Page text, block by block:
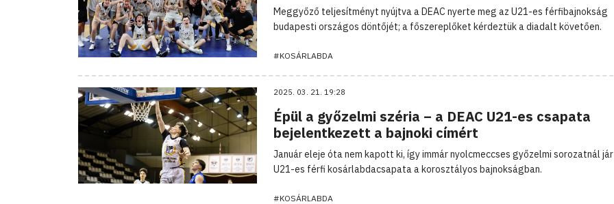
Meggyőző teljesítményt nyújtva a DEAC nyerte meg az U21-es férfibajnokság
budapesti országos döntőjét; a főszereplőket kérdeztük a diadalt követően.
#KOSÁRLABDA
2025. 03. 21. 19:28
Épül a győzelmi széria – a DEAC U21-es csapata
bejelentkezett a bajnoki címért
Január eleje óta nem kapott ki, így immár nyolcmeccses győzelmi sorozatnál jár
U21-es férfi kosárlabdacsapata a korosztályos bajnokságban.
#KOSÁRLABDA